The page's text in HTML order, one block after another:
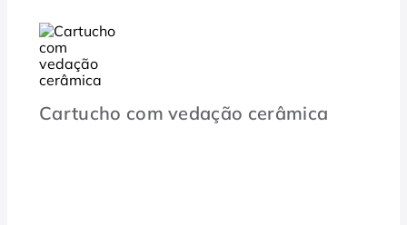
Cartucho com vedação cerâmica